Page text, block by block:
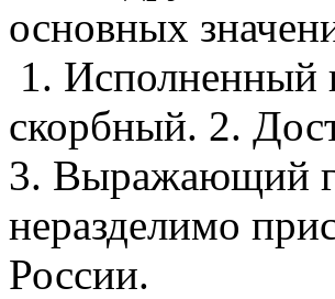
основных
1. Исполненный
скорбный. 2.
3. Выражающий
неразделимо
России.